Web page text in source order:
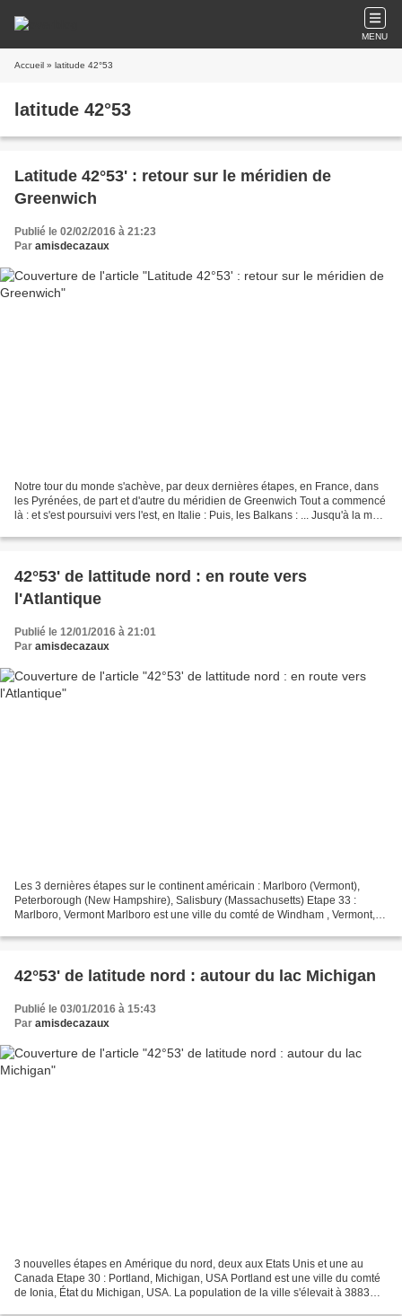
MENU
Accueil » latitude 42°53
latitude 42°53
Latitude 42°53' : retour sur le méridien de
Greenwich
Publié le 02/02/2016 à 21:23
Par amisdecazaux
Notre tour du monde s'achève, par deux dernières étapes, en France, dans
les Pyrénées, de part et d'autre du méridien de Greenwich Tout a commencé
là : et s'est poursuivi vers l'est, en Italie : Puis, les Balkans : ... Jusqu'à la mer
42°53' de lattitude nord : en route vers
l'Atlantique
Publié le 12/01/2016 à 21:01
Par amisdecazaux
Les 3 dernières étapes sur le continent américain : Marlboro (Vermont),
Peterborough (New Hampshire), Salisbury (Massachusetts) Etape 33 :
Marlboro, Vermont Marlboro est une ville du comté de Windham , Vermont,
42°53' de latitude nord : autour du lac Michigan
Publié le 03/01/2016 à 15:43
Par amisdecazaux
3 nouvelles étapes en Amérique du nord, deux aux Etats Unis et une au
Canada Etape 30 : Portland, Michigan, USA Portland est une ville du comté
de Ionia, État du Michigan, USA. La population de la ville s'élevait à 3883